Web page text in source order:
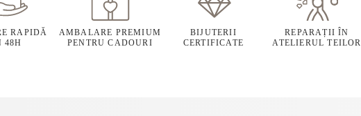
RAPIDĂ
48H
AMBALARE PREMIUM
PENTRU CADOURI
BIJUTERII
CERTIFICATE
REPARAȚII ÎN
ATELIERUL TEILOR